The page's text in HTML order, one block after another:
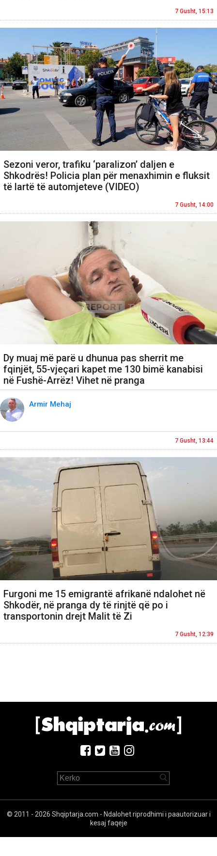
7 Gusht, 15:13
Sezoni veror, trafiku ‘paralizon’ daljen e
Shkodrës! Policia plan për menaxhimin e fluksit
të lartë të automjeteve (VIDEO)
7 Gusht, 14:00
Dy muaj më parë u dhunua pas sherrit me
fqinjët, 55-vjeçari kapet me 130 bimë kanabisi
në Fushë-Arrëz! Vihet në pranga
Armir Mehaj
7 Gusht, 13:44
Furgoni me 15 emigrantë afrikanë ndalohet në
Shkodër, në pranga dy të rinjtë që po i
transportonin drejt Malit të Zi
7 Gusht, 12:39
© 2011 - 2026 Shqiptarja.com - Ndalohet riprodhimi i paautorizuar i
kesaj faqeje